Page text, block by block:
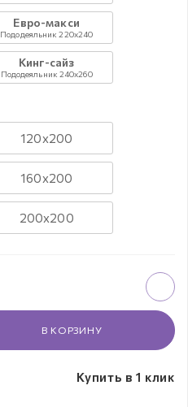
Евро-макси
Пододеяльник 220x240
Кинг-сайз
Пододеяльник 240x260
120х200
160х200
200х200
В КОРЗИНУ
Купить в 1 клик